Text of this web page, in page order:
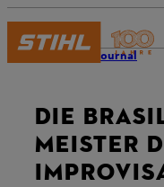
STIHL Journal
DIE
MEISTER